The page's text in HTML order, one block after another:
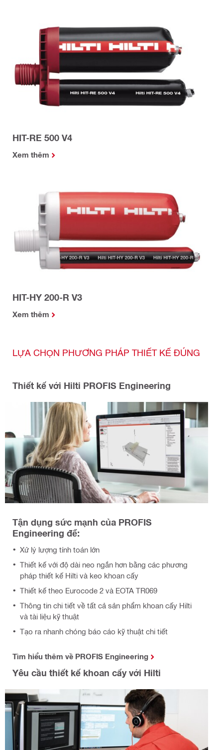
HIT-RE 500 V4
Xem thêm
HIT-HY 200-R V3
Xem thêm
LỰA CHỌN PHƯƠNG PHÁP THIẾT KẾ ĐÚNG
Thiết kế với Hilti PROFIS Engineering
Tận dụng sức mạnh của PROFIS
Engineering để:
Xử lý lượng tính toán lớn
Thiết kế với độ dài neo ngắn hơn bằng các phương
pháp thiết kế Hilti và keo khoan cấy
Thiết kế theo Eurocode 2 và EOTA TR069
Thông tin chi tiết về tất cả sản phẩm khoan cấy Hilti
và tài liệu kỹ thuật
Tạo ra nhanh chóng báo cáo kỹ thuật chi tiết
Tìm hiểu thêm về PROFIS Engineering
Yêu cầu thiết kế khoan cấy với Hilti